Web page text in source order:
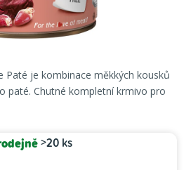
Paté je kombinace měkkých kousků
paté. Chutné kompletní krmivo pro
>20 ks